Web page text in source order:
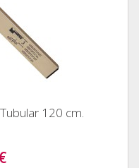
120 cm.